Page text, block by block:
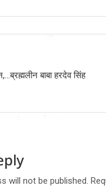
बाबा हरदेव सिंह
will not be published.